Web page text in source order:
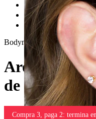
Helix
Joya para piercing
Aro clicker de titanio
Bodymod Trend
Aro clicker
de estrella
Compra 3, paga 2: termina en